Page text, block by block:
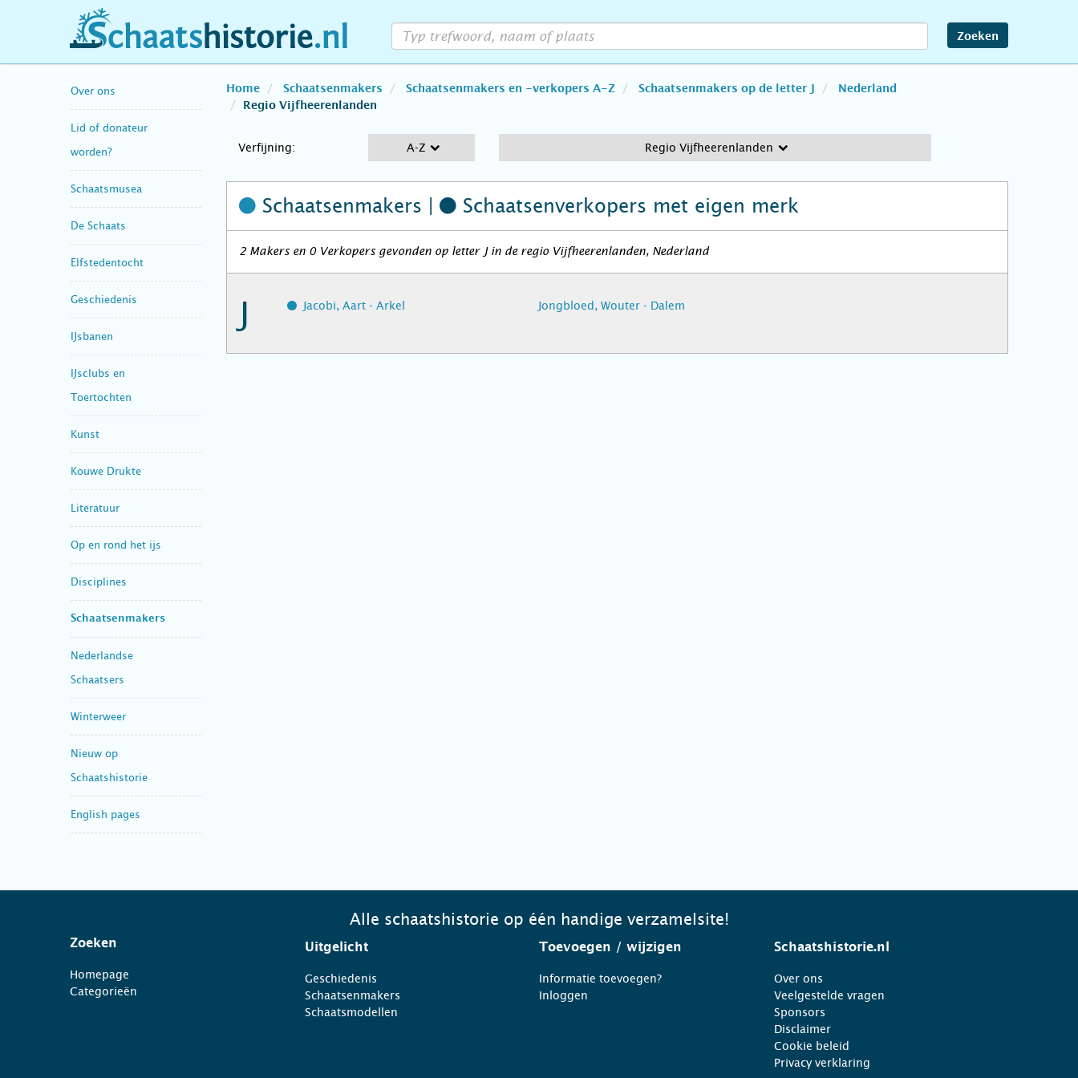
schaatshistorie.nl Zoeken
Over ons
Lid of donateur
worden?
Schaatsmusea
De Schaats
Elfstedentocht
Geschiedenis
IJsbanen
IJsclubs en
Toertochten
Kunst
Kouwe Drukte
Literatuur
Op en rond het ijs
Disciplines
Schaatsenmakers
Nederlandse
Schaatsers
Winterweer
Nieuw op
Schaatshistorie
English pages
Home Schaatsenmakers Schaatsenmakers en -verkopers A-Z Schaatsenmakers op de letter J
Nederland
Regio Vijfheerenlanden
Verfijning: A-Z Regio Vijfheerenlanden
Schaatsenmakers | Schaatsenverkopers met eigen merk
2 Makers en 0 Verkopers gevonden op letter J in de regio Vijfheerenlanden, Nederland
J Jacobi, Aart - Arkel Jongbloed, Wouter - Dalem
Alle schaatshistorie op één handige verzamelsite!
Zoeken
Homepage
Categorieën
Uitgelicht
Geschiedenis
Schaatsenmakers
Schaatsmodellen
Toevoegen / wijzigen
Informatie toevoegen?
Inloggen
Schaatshistorie.nl
Over ons
Veelgestelde vragen
Sponsors
Disclaimer
Cookie beleid
Privacy verklaring